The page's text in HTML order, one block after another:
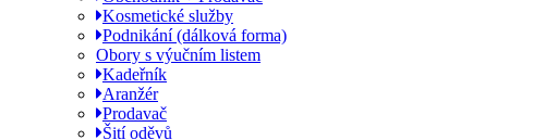
Kosmetické služby
Podnikání (dálková forma)
Obory s výučním listem
Kadeřník
Aranžér
Prodavač
Šití oděvů